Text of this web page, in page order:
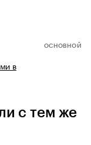
ОСНОВНОЙ
в
с тем же